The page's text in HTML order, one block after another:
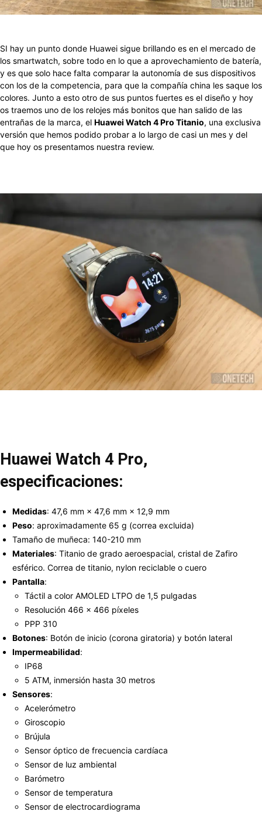
SI hay un punto donde Huawei sigue brillando es en el mercado de
los smartwatch, sobre todo en lo que a aprovechamiento de batería,
y es que solo hace falta comparar la autonomía de sus dispositivos
con los de la competencia, para que la compañía china les saque los
colores. Junto a esto otro de sus puntos fuertes es el diseño y hoy
os traemos uno de los relojes más bonitos que han salido de las
entrañas de la marca, el Huawei Watch 4 Pro Titanio, una exclusiva
versión que hemos podido probar a lo largo de casi un mes y del
que hoy os presentamos nuestra review.
Huawei Watch 4 Pro,
especificaciones:
Medidas: 47,6 mm × 47,6 mm × 12,9 mm
Peso: aproximadamente 65 g (correa excluida)
Tamaño de muñeca: 140-210 mm
Materiales: Titanio de grado aeroespacial, cristal de Zafiro
esférico. Correa de titanio, nylon reciclable o cuero
Pantalla:
Táctil a color AMOLED LTPO de 1,5 pulgadas
Resolución 466 × 466 píxeles
PPP 310
Botones: Botón de inicio (corona giratoria) y botón lateral
Impermeabilidad:
IP68
5 ATM, inmersión hasta 30 metros
Sensores:
Acelerómetro
Giroscopio
Brújula
Sensor óptico de frecuencia cardíaca
Sensor de luz ambiental
Barómetro
Sensor de temperatura
Sensor de electrocardiograma